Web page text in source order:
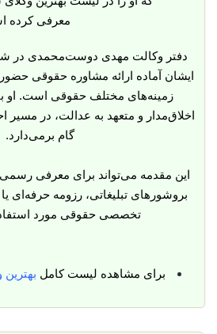
معرفی کرده
دفتر وکالت مهدی دوست‌محمدی در
ایشان آماده ارائه مشاوره حقوقی
زمینه‌های مختلف حقوقی است. او
اخلاق‌مدار و متعهد به عدالت، در
گام برمی‌دارد.
این مقدمه می‌تواند برای معرفی
بروشورهای تبلیغاتی، رزومه حرفه‌ای
تخصصی حقوقی مورد
برای مشاهده لیست کامل